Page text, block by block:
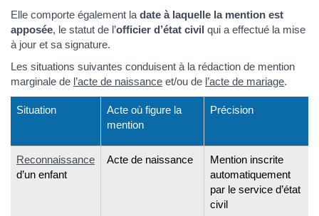
Elle comporte également la date à laquelle la mention est
apposée, le statut de l’officier d’état civil qui a effectué la mise
à jour et sa signature.
Les situations suivantes conduisent à la rédaction de mention
marginale de l’acte de naissance et/ou de l’acte de mariage.
Situation
Acte où figure la
mention
Précision
Reconnaissance
d’un enfant
Acte de naissance
Mention inscrite
automatiquement
par le service d’état
civil